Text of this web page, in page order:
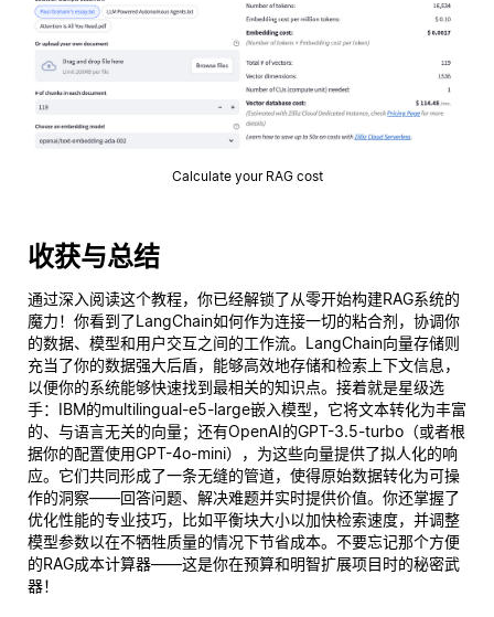
Calculate your RAG cost
收获与总结
通过深入阅读这个教程，你已经解锁了从零开始构建RAG系统的
魔力！你看到了LangChain如何作为连接一切的粘合剂，协调你
的数据、模型和用户交互之间的工作流。LangChain向量存储则
充当了你的数据强大后盾，能够高效地存储和检索上下文信息，
以便你的系统能够快速找到最相关的知识点。接着就是星级选
手：IBM的multilingual-e5-large嵌入模型，它将文本转化为丰富
的、与语言无关的向量；还有OpenAI的GPT-3.5-turbo（或者根
据你的配置使用GPT-4o-mini），为这些向量提供了拟人化的响
应。它们共同形成了一条无缝的管道，使得原始数据转化为可操
作的洞察——回答问题、解决难题并实时提供价值。你还掌握了
优化性能的专业技巧，比如平衡块大小以加快检索速度，并调整
模型参数以在不牺牲质量的情况下节省成本。不要忘记那个方便
的RAG成本计算器——这是你在预算和明智扩展项目时的秘密武
器！